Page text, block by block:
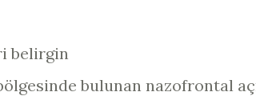
belirgin
bulunan nazofrontal